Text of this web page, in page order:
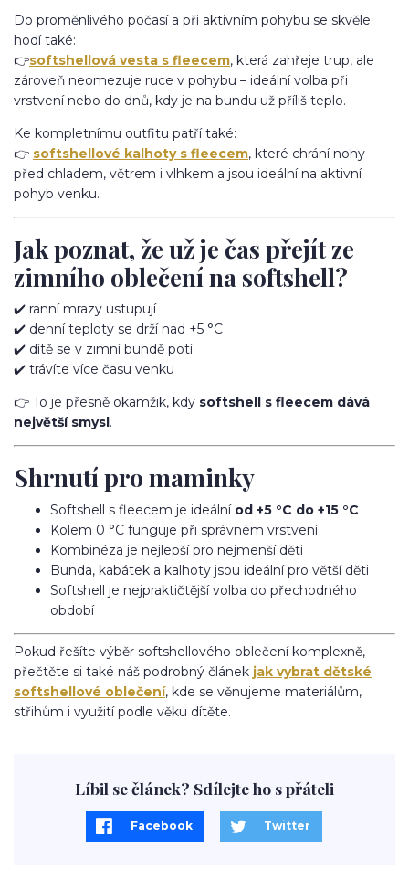
Do proměnlivého počasí a při aktivním pohybu se skvěle
hodí také:
👉softshellová vesta s fleecem, která zahřeje trup, ale
zároveň neomezuje ruce v pohybu – ideální volba při
vrstvení nebo do dnů, kdy je na bundu už příliš teplo.
Ke kompletnímu outfitu patří také:
👉 softshellové kalhoty s fleecem, které chrání nohy
před chladem, větrem i vlhkem a jsou ideální na aktivní
pohyb venku.
Jak poznat, že už je čas přejít ze
zimního oblečení na softshell?
✔️ ranní mrazy ustupují
✔️ denní teploty se drží nad +5 °C
✔️ dítě se v zimní bundě potí
✔️ trávíte více času venku
👉 To je přesně okamžik, kdy softshell s fleecem dává
největší smysl .
Shrnutí pro maminky
Softshell s fleecem je ideální od +5 °C do +15 °C
Kolem 0 °C funguje při správném vrstvení
Kombinéza je nejlepší pro nejmenší děti
Bunda, kabátek a kalhoty jsou ideální pro větší děti
Softshell je nejpraktičtější volba do přechodného
období
Pokud řešíte výběr softshellového oblečení komplexně,
přečtěte si také náš podrobný článek jak vybrat dětské
softshellové oblečení, kde se věnujeme materiálům,
střihům i využití podle věku dítěte.
Líbil se článek? Sdílejte ho s přáteli
Facebook Twitter